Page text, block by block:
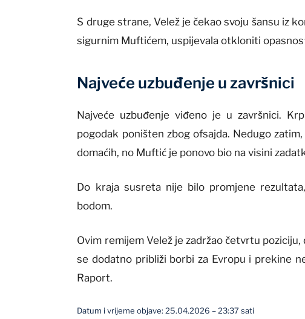
S druge strane, Velež je čekao svoju šansu iz
sigurnim Muftićem, uspijevala otkloniti
Najveće uzbuđenje u završnici
Najveće uzbuđenje viđeno je u završnici.
pogodak poništen zbog ofsajda. Nedugo
domaćih, no Muftić je ponovo bio na visini
Do kraja susreta nije bilo promjene
bodom.
Ovim remijem Velež je zadržao četvrtu
se dodatno približi borbi za Evropu i prekine
Raport.
Datum i vrijeme objave: 25.04.2026 – 23:37 sati